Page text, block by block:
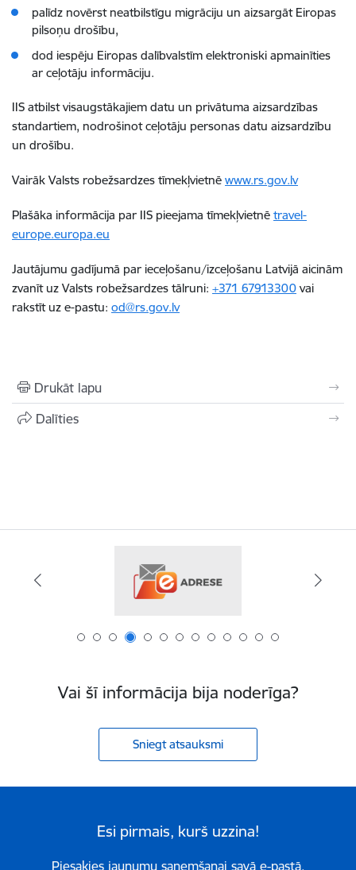
palīdz novērst neatbilstīgu migrāciju un aizsargāt Eiropas
pilsoņu drošību,
dod iespēju Eiropas dalībvalstīm elektroniski apmainīties
ar ceļotāju informāciju.
IIS atbilst visaugstākajiem datu un privātuma aizsardzības
standartiem, nodrošinot ceļotāju personas datu aizsardzību
un drošību.
Vairāk Valsts robežsardzes tīmekļvietnē www.rs.gov.lv
Plašāka informācija par IIS pieejama tīmekļvietnē travel-
europe.europa.eu
Jautājumu gadījumā par ieceļošanu/izceļošanu Latvijā aicinām
zvanīt uz Valsts robežsardzes tālruni: +371 67913300 vai
rakstīt uz e-pastu: od@rs.gov.lv
Drukāt lapu
Dalīties
Vai šī informācija bija noderīga?
Sniegt atsauksmi
Esi pirmais, kurš uzzina!
Piesakies jaunumu saņemšanai savā e-pastā.